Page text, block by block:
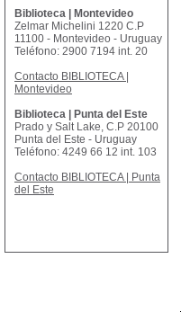
Biblioteca | Montevideo
Zelmar Michelini 1220 C.P
11100 - Montevideo - Uruguay
Teléfono: 2900 7194 int. 20
Contacto BIBLIOTECA |
Montevideo
Biblioteca | Punta del Este
Prado y Salt Lake, C.P 20100
Punta del Este - Uruguay
Teléfono: 4249 66 12 int. 103
Contacto BIBLIOTECA | Punta
del Este